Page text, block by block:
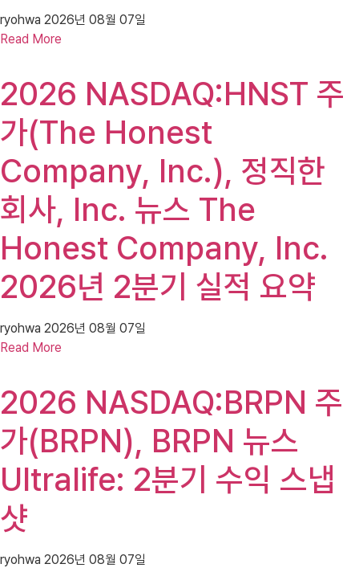
ryohwa 2026년 08월 07일
Read More
2026 NASDAQ:HNST 주
가(The Honest
Company, Inc.), 정직한
회사, Inc. 뉴스 The
Honest Company, Inc.
2026년 2분기 실적 요약
ryohwa 2026년 08월 07일
Read More
2026 NASDAQ:BRPN 주
가(BRPN), BRPN 뉴스
Ultralife: 2분기 수익 스냅
샷
ryohwa 2026년 08월 07일